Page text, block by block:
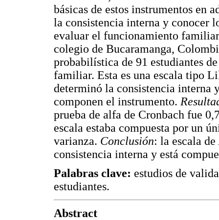
básicas de estos instrumentos en
la consistencia interna y conocer
evaluar el funcionamiento
colegio de Bucaramanga,
probabilística de 91 estudiantes
familiar. Esta es una escala tipo
determinó la consistencia interna
componen el instrumento.
prueba de alfa de Cronbach fue
escala estaba compuesta por un
varianza. Conclusión: la escala
consistencia interna y está
Palabras clave: estudios de
estudiantes.
Abstract